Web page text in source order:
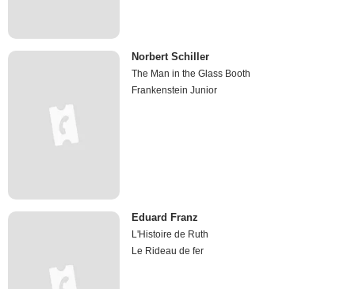
Norbert Schiller
The Man in the Glass Booth
Frankenstein Junior
Eduard Franz
L'Histoire de Ruth
Le Rideau de fer